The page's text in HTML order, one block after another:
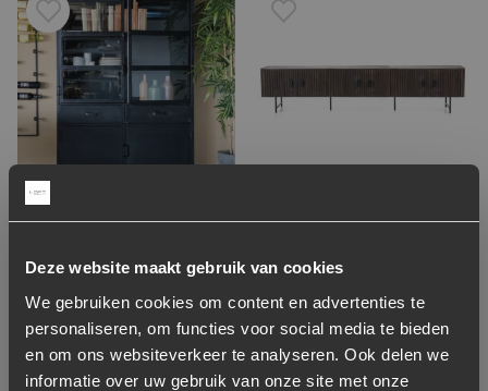
Deze website maakt gebruik van cookies
We gebruiken cookies om content en advertenties te
personaliseren, om functies voor social media te bieden
en om ons websiteverkeer te analyseren. Ook delen we
informatie over uw gebruik van onze site met onze
Toevoegen aan verlanglijstje
Verwijderen van verlanglijst
Kabinetkast Industrieel
1.199,-
Niet op voorraad
Toevoegen aan
Verwijderen van verlanglijst
TV-meubel Remi
250cm – Bruin
899,-
Op voorraad
Levertijd: 2-5 werkdagen